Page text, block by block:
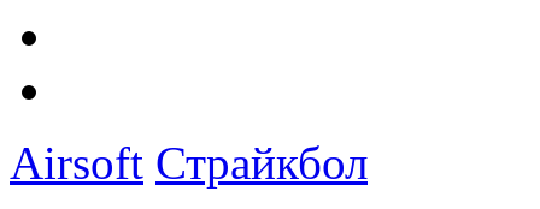
Airsoft Страйкбол